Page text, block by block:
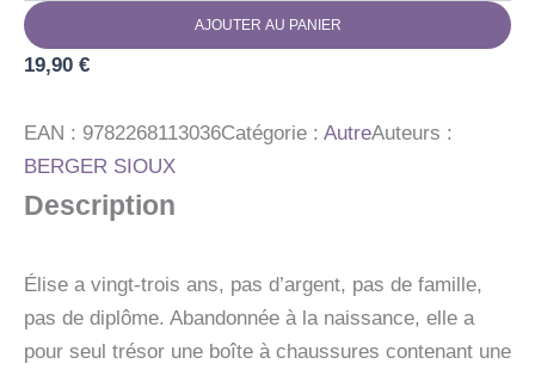
LA
REVANCHE
DES
LAINE
AJOUTER AU PANIER
19,90 €
EAN : 9782268113036Catégorie : AutreAuteurs :
BERGER SIOUX
Description
Élise a vingt-trois ans, pas d’argent, pas de famille,
pas de diplôme. Abandonnée à la naissance, elle a
pour seul trésor une boîte à chaussures contenant une